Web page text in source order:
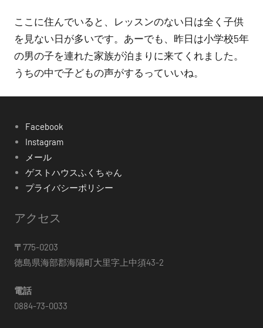
ここに住んでいると、レッスンのない日は全く子供
を見ない日が多いです。あーでも、昨日は小学校5年
の男の子を連れた家族が泊まりに来てくれました。
うちの中で子どもの声がするっていいね。
Facebook
Instagram
メール
ゲストハウスふくちゃん
プライバシーポリシー
アクセス
〒 775-0203
徳島県海部郡海陽町大里字上中須43-2
電話
0884-73-0033